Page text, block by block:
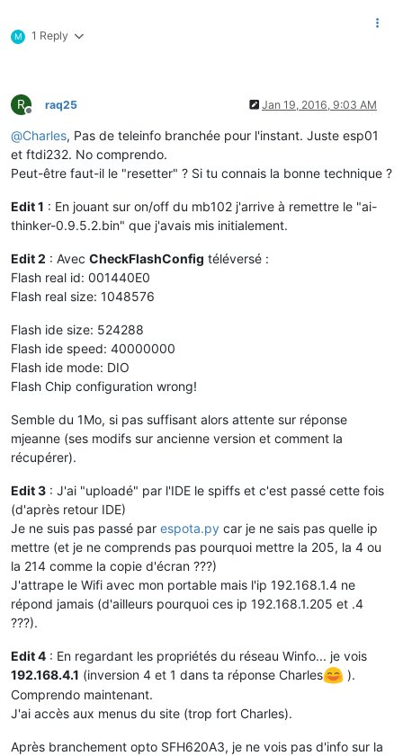
M 1 Reply
R
Offline
raq25 Jan 19, 2016, 9:03 AM
@Charles, Pas de teleinfo branchée pour l'instant. Juste esp01
et ftdi232. No comprendo.
Peut-être faut-il le "resetter" ? Si tu connais la bonne technique ?
Edit 1 : En jouant sur on/off du mb102 j'arrive à remettre le "ai-
thinker-0.9.5.2.bin" que j'avais mis initialement.
Edit 2 : Avec CheckFlashConfig téléversé :
Flash real id: 001440E0
Flash real size: 1048576
Flash ide size: 524288
Flash ide speed: 40000000
Flash ide mode: DIO
Flash Chip configuration wrong!
Semble du 1Mo, si pas suffisant alors attente sur réponse
mjeanne (ses modifs sur ancienne version et comment la
récupérer).
Edit 3 : J'ai "uploadé" par l'IDE le spiffs et c'est passé cette fois
(d'après retour IDE)
Je ne suis pas passé par espota.py car je ne sais pas quelle ip
mettre (et je ne comprends pas pourquoi mettre la 205, la 4 ou
la 214 comme la copie d'écran ???)
J'attrape le Wifi avec mon portable mais l'ip 192.168.1.4 ne
répond jamais (d'ailleurs pourquoi ces ip 192.168.1.205 et .4
???).
Edit 4 : En regardant les propriétés du réseau Winfo... je vois
192.168.4.1 (inversion 4 et 1 dans ta réponse Charles
).
Comprendo maintenant.
J'ai accès aux menus du site (trop fort Charles).
Après branchement opto SFH620A3, je ne vois pas d'info sur la